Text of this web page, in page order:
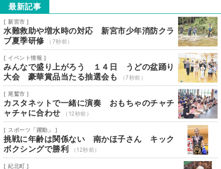
最新記事
[ 新宮市 ]
水難救助や増水時の対応 新宮市少年消防クラ
ブ夏季研修
（7秒前）
[ イベント情報 ]
みんなで盛り上がろう １４日 うどの盆踊り
大会 豪華賞品当たる抽選会も
（7秒前）
[ 尾鷲市 ]
カスタネットで一緒に演奏 おもちゃのチャチ
ャチャに合わせ
（12秒前）
[ スポーツ「躍動」 ]
挑戦に年齢は関係ない 南かほ子さん キック
ボクシングで勝利
（12秒前）
[ 紀北町 ]